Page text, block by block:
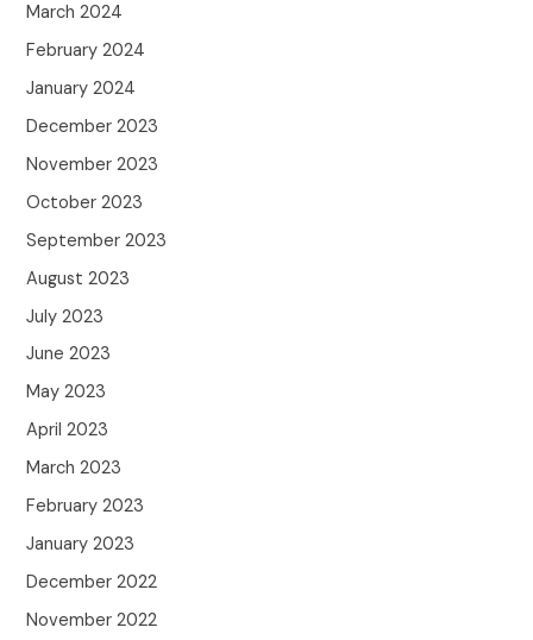
March 2024
February 2024
January 2024
December 2023
November 2023
October 2023
September 2023
August 2023
July 2023
June 2023
May 2023
April 2023
March 2023
February 2023
January 2023
December 2022
November 2022